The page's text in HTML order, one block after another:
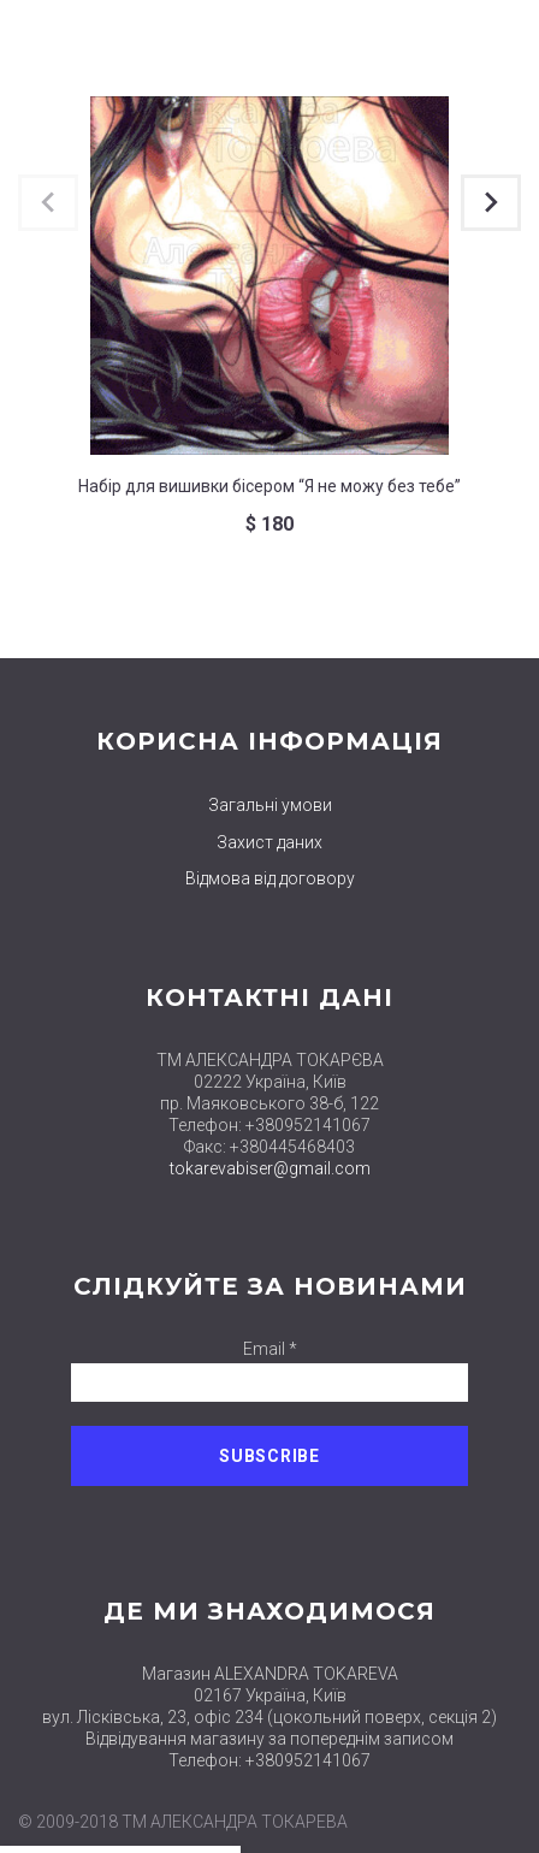
Набір для вишивки бісером “Я не можу без тебе”
$ 180
КОРИСНА ІНФОРМАЦІЯ
Загальні умови
Захист даних
Відмова від договору
КОНТАКТНІ ДАНІ
ТМ АЛЕКСАНДРА ТОКАРЄВА
02222 Україна, Київ
пр. Маяковського 38-б, 122
Телефон: +380952141067
Факс: +380445468403
tokarevabiser@gmail.com
СЛІДКУЙТЕ ЗА НОВИНАМИ
Email *
ДЕ МИ ЗНАХОДИМОСЯ
Магазин ALEXANDRA TOKAREVA
02167 Україна, Київ
вул. Лісківська, 23, офіс 234 (цокольний поверх, секція 2)
Відвідування магазину за попереднім записом
Телефон: +380952141067
© 2009-2018 ТМ АЛЕКСАНДРА ТОКАРЕВА
close